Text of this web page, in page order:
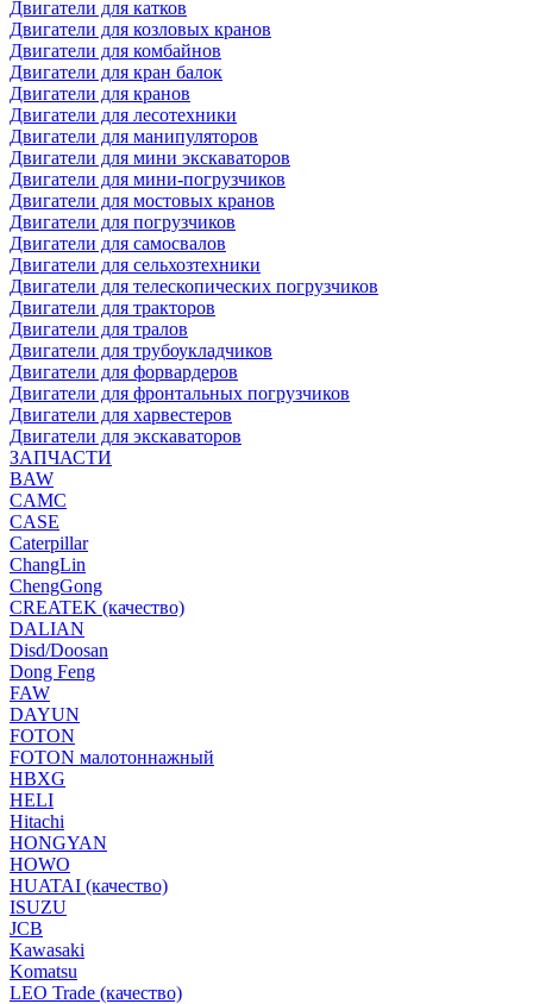
Двигатели для катков
Двигатели для козловых кранов
Двигатели для комбайнов
Двигатели для кран балок
Двигатели для кранов
Двигатели для лесотехники
Двигатели для манипуляторов
Двигатели для мини экскаваторов
Двигатели для мини-погрузчиков
Двигатели для мостовых кранов
Двигатели для погрузчиков
Двигатели для самосвалов
Двигатели для сельхозтехники
Двигатели для телескопических погрузчиков
Двигатели для тракторов
Двигатели для тралов
Двигатели для трубоукладчиков
Двигатели для форвардеров
Двигатели для фронтальных погрузчиков
Двигатели для харвестеров
Двигатели для экскаваторов
ЗАПЧАСТИ
BAW
CAMC
CASE
Caterpillar
ChangLin
ChengGong
CREATEK (качество)
DALIAN
Disd/Doosan
Dong Feng
FAW
DAYUN
FOTON
FOTON малотоннажный
HBXG
HELI
Hitachi
HONGYAN
HOWO
HUATAI (качество)
ISUZU
JCB
Kawasaki
Komatsu
LEO Trade (качество)